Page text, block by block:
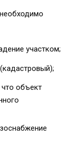
участком;
объект